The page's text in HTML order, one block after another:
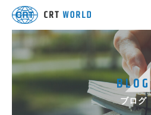
BLOG
ブログ